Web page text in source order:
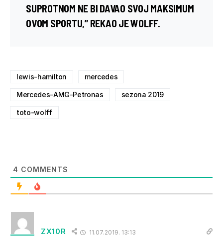
SUPROTNOM NE BI DAVAO SVOJ MAKSIMUM
OVOM SPORTU,” REKAO JE WOLFF.
lewis-hamilton mercedes
Mercedes-AMG-Petronas sezona 2019
toto-wolff
4 COMMENTS
ZX10R 11.07.2019. 13:13